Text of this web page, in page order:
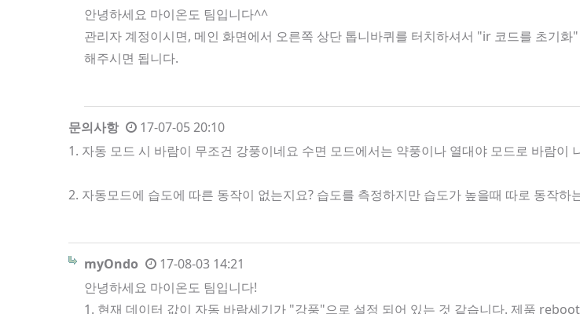
안녕하세요 마이온도 팀입니다^^
관리자 계정이시면, 메인 화면에서 오른쪽 상단 톱니바퀴를 터치하셔서 "ir 코드를 초기
해주시면 됩니다.
문의사항
17-07-05 20:10
1. 자동 모드 시 바람이 무조건 강풍이네요 수면 모드에서는 약풍이나 열대야 모드로 바람이
2. 자동모드에 습도에 따른 동작이 없는지요? 습도를 측정하지만 습도가 높을때 따로 동작하
myOndo
17-08-03 14:21
안녕하세요 마이온도 팀입니다!
1. 현재 데이터 값이 자동 바람세기가 "강풍"으로 설정 되어 있는 것 같습니다. 제품